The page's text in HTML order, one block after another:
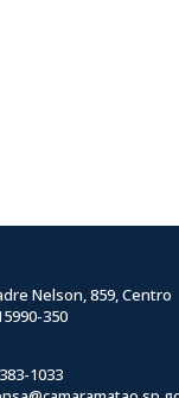
Nelson, 859, Centro
350
1033